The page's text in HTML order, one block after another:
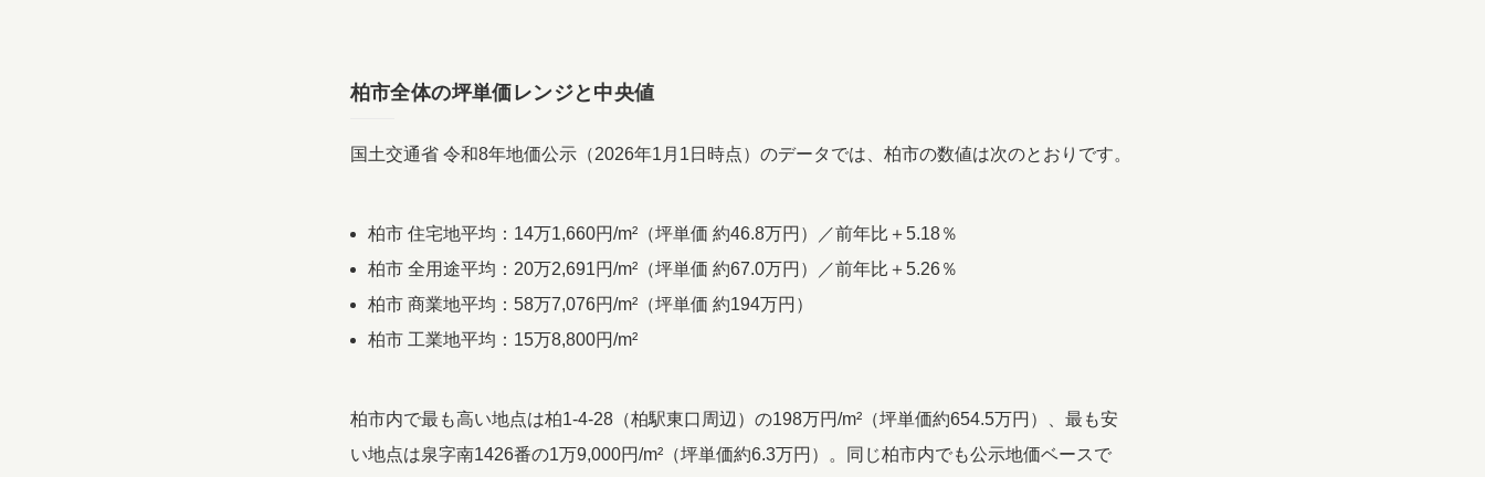
柏市全体の坪単価レンジと中央値
国土交通省 令和8年地価公示（2026年1月1日時点）のデータでは、柏市の数値は次のとおりです。
柏市 住宅地平均：14万1,660円/m²（坪単価 約46.8万円）／前年比＋5.18％
柏市 全用途平均：20万2,691円/m²（坪単価 約67.0万円）／前年比＋5.26％
柏市 商業地平均：58万7,076円/m²（坪単価 約194万円）
柏市 工業地平均：15万8,800円/m²
柏市内で最も高い地点は柏1-4-28（柏駅東口周辺）の198万円/m²（坪単価約654.5万円）、最も安
い地点は泉字南1426番の1万9,000円/m²（坪単価約6.3万円）。同じ柏市内でも公示地価ベースで